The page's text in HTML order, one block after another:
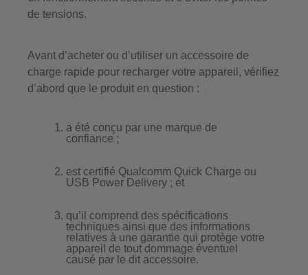
de tensions.
Avant d’acheter ou d’utiliser un accessoire de
charge rapide pour recharger votre appareil, vérifiez
d’abord que le produit en question :
a été conçu par une marque de
confiance ;
est certifié Qualcomm Quick Charge ou
USB Power Delivery ; et
qu’il comprend des spécifications
techniques ainsi que des informations
relatives à une garantie qui protège votre
appareil de tout dommage éventuel
causé par le dit accessoire.